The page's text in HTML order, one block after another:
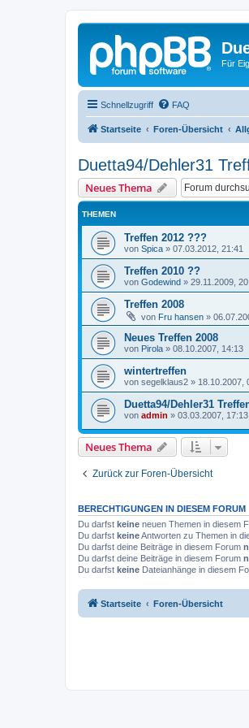
Für
Schnellzugriff FAQ
Startseite Foren-Übersicht
Duetta94/Dehler31
Neues Thema
THEMEN
Treffen 2012 ???
von Spica » 07.03.2012, 21:41
Treffen 2010 ??
von Godewind » 29.11.2009,
Treffen 2008
von Fru hansen »
Neues Treffen 2008
von Pirola » 08.10.2007, 14:13
wintertreffen
von segelklaus2 » 18.10.2007,
Duetta94/Dehler31
von admin » 03.03.2007, 17:13
Neues Thema
Zurück zur Foren-Übersicht
BERECHTIGUNGEN IN DIESEM FORUM
Du darfst keine neuen Themen in diesem
Du darfst keineAntworten zu Themen in
Du darfst deine Beiträge in diesem Forum
Du darfst deine Beiträge in diesem Forum
Du darfst keine Dateianhänge in diesem
Startseite Foren-Übersicht